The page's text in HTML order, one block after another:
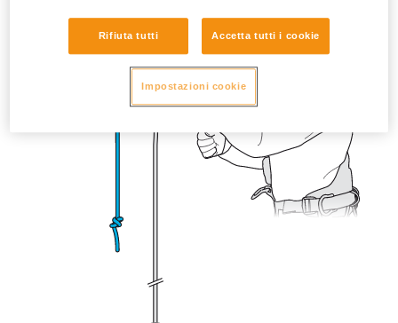
Rifiuta tutti Accetta tutti i cookie
Impostazioni cookie